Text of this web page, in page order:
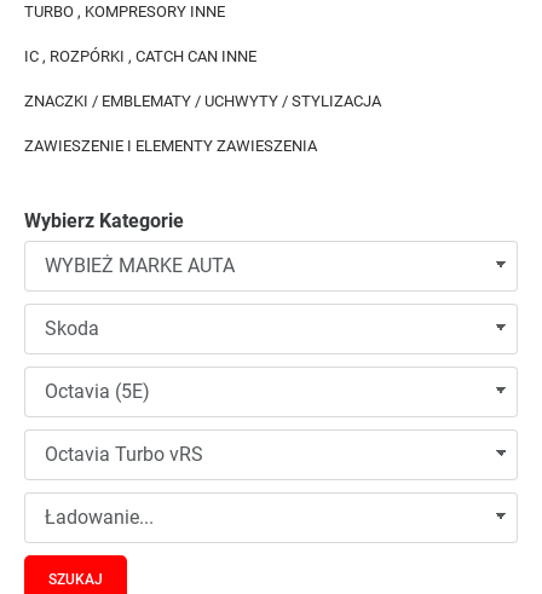
TURBO , KOMPRESORY INNE
IC , ROZPÓRKI , CATCH CAN INNE
ZNACZKI / EMBLEMATY / UCHWYTY / STYLIZACJA
ZAWIESZENIE I ELEMENTY ZAWIESZENIA
Wybierz Kategorie